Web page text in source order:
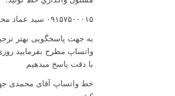
۰۹۱۵۷۵۰۰۰۱۵ سید عماد محمدی
به جهت پاسخگویی بهتر
واتساپ مطرح بفرمایید
با دقت پاسخ میدهیم
خط واتساپ آقای محمدی